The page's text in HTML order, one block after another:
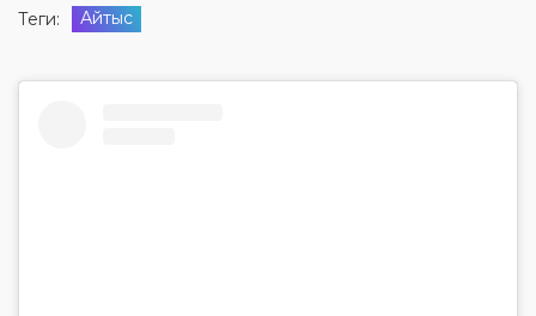
Теги: Айтыс